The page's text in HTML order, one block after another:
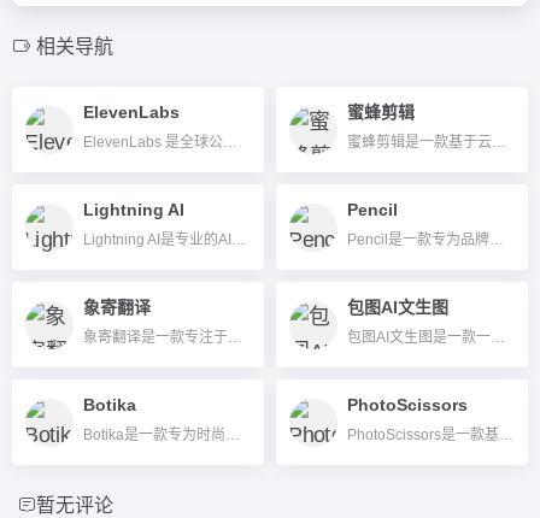
相关导航
ElevenLabs
ElevenLabs 是全球公认的AI语音技术领导者，以其无与伦比的语音自然度、丰富的情感表达与强大的语音克隆技术而闻名。
蜜蜂剪辑
蜜蜂剪辑是一款基于云端和AI算法的全能型在线视频图像编辑工具，支持水印去除、剪切合并、字幕识别等一站式功能，操作便捷、无需安装。
Lightning AI
Lightning AI是专业的AI开发与部署平台，简化深度学习全流程，支持高效训练、自动化工作流与云端部署，助力AI项目快速落地。
Pencil
Pencil是一款专为品牌、代理商和创意团队打造的AI广告创意生成与广告效果预测平台，支持高效自动生成图片、视频、文本等多种广告素材，并集成效果分析与团队协作功能。
象寄翻译
象寄翻译是一款专注于多语种图片和短视频AI翻译及精修的在线办公工具，面向跨境电商、内容创作者和企业用户，提供OCR识别、字幕处理、配音、抠图等高效智能服务。
包图AI文生图
包图AI文生图是一款一键AI文本生成插画与图片的正版商用平台，无门槛、版权无忧，适合设计、营销、电商等多行业。
Botika
Botika是一款专为时尚产业设计的AI影像生成工具，可自动生成多样化服装模特图片和视频，提升电商视觉内容生产效率。
PhotoScissors
PhotoScissors是一款基于AI的在线和桌面抠图工具，可智能一键去除图片背景，支持批量处理和多端操作，适合电商、设计、自媒体等用户。
暂无评论